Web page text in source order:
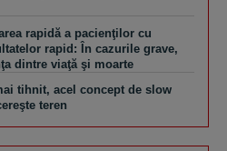
rapidă a pacienţilor cu
rapid: În cazurile grave,
dintre viaţă şi moarte
tihnit, acel concept de slow
teren